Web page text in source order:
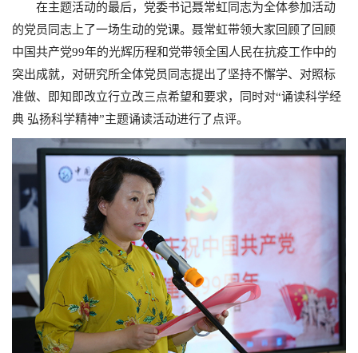
在主题活动的最后，党委书记聂常虹同志为全体参加活动
的党员同志上了一场生动的党课。聂常虹带领大家回顾了回顾
中国共产党99年的光辉历程和党带领全国人民在抗疫工作中的
突出成就，对研究所全体党员同志提出了坚持不懈学、对照标
准做、即知即改立行立改三点希望和要求，同时对“诵读科学经
典 弘扬科学精神”主题诵读活动进行了点评。